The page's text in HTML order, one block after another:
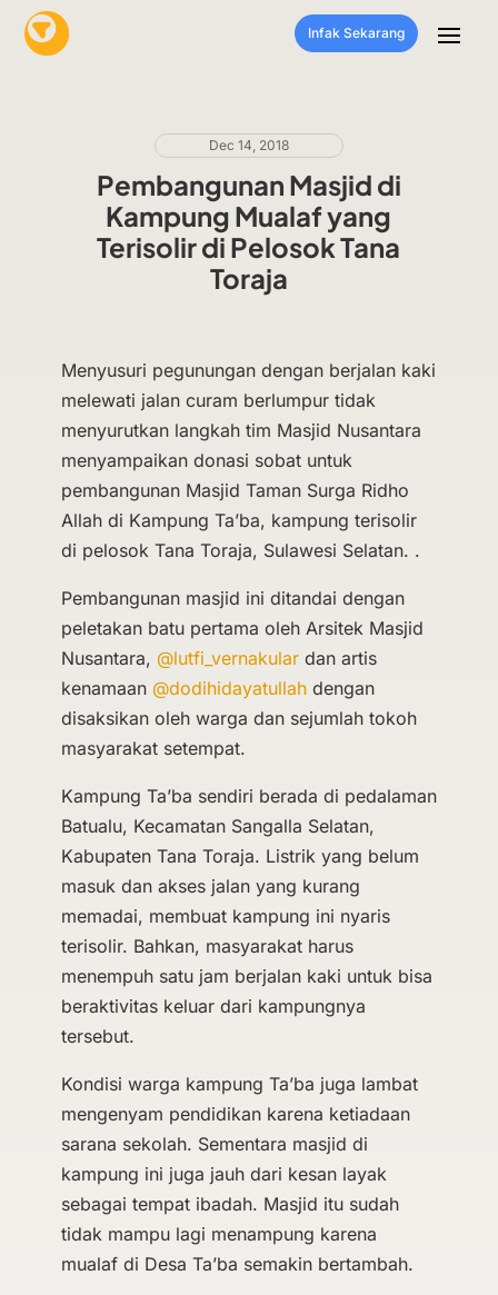
Infak Sekarang
Dec 14, 2018
Pembangunan Masjid di
Kampung Mualaf yang
Terisolir di Pelosok Tana
Toraja
Menyusuri pegunungan dengan berjalan kaki
melewati jalan curam berlumpur tidak
menyurutkan langkah tim Masjid Nusantara
menyampaikan donasi sobat untuk
pembangunan Masjid Taman Surga Ridho
Allah di Kampung Ta’ba, kampung terisolir
di pelosok Tana Toraja, Sulawesi Selatan. .
Pembangunan masjid ini ditandai dengan
peletakan batu pertama oleh Arsitek Masjid
Nusantara, @lutfi_vernakulardan artis
kenamaan @dodihidayatullahdengan
disaksikan oleh warga dan sejumlah tokoh
masyarakat setempat.
Kampung Ta’ba sendiri berada di pedalaman
Batualu, Kecamatan Sangalla Selatan,
Kabupaten Tana Toraja. Listrik yang belum
masuk dan akses jalan yang kurang
memadai, membuat kampung ini nyaris
terisolir. Bahkan, masyarakat harus
menempuh satu jam berjalan kaki untuk bisa
beraktivitas keluar dari kampungnya
tersebut.
Kondisi warga kampung Ta’ba juga lambat
mengenyam pendidikan karena ketiadaan
sarana sekolah. Sementara masjid di
kampung ini juga jauh dari kesan layak
sebagai tempat ibadah. Masjid itu sudah
tidak mampu lagi menampung karena
mualaf di Desa Ta’ba semakin bertambah.